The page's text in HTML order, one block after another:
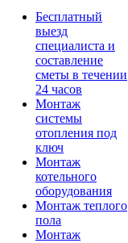
Бесплатный
выезд
специалиста и
составление
сметы в течении
24 часов
Монтаж
системы
отопления под
ключ
Монтаж
котельного
оборудования
Монтаж теплого
пола
Монтаж